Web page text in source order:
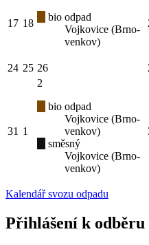
17 18
bio odpad
Vojkovice (Brno-
venkov)
24 25 26
31 1
2
bio odpad
Vojkovice (Brno-
venkov)
směsný
Vojkovice (Brno-
venkov)
Kalendář svozu odpadu
Přihlášení k